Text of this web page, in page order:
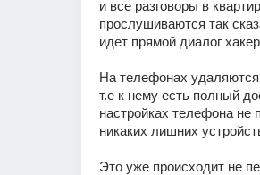
и все разговоры в
прослушиваются так
идет прямой диалог
На телефонах
т.е к нему есть полный
настройках телефона не
никаких лишних
Это уже происходит не